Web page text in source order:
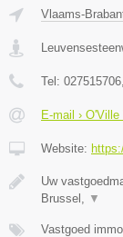
Vlaams-
Tel: 027515706
E-mail ›
Website:
Uw
Brussel, ▼
Vastgoed